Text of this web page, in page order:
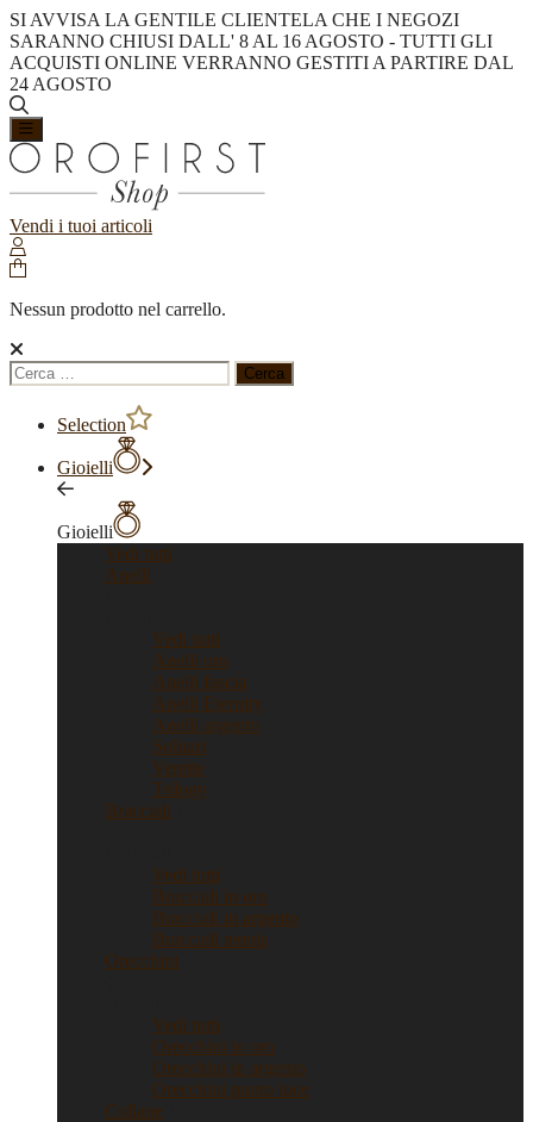
SI AVVISA LA GENTILE CLIENTELA CHE I NEGOZI
SARANNO CHIUSI DALL' 8 AL 16 AGOSTO - TUTTI GLI
ACQUISTI ONLINE VERRANNO GESTITI A PARTIRE DAL
24 AGOSTO
Vendi i tuoi articoli
Nessun prodotto nel carrello.
Ricerca
per:
Selection
Gioielli
Gioielli
Vedi tutti
Anelli
Vedi tutti
Anelli oro
Anelli fascia
Anelli Eternity
Anelli argento
Solitari
Verette
Trilogy
Bracciali
Vedi tutti
Bracciali in oro
Bracciali in argento
Bracciali tennis
Orecchini
Vedi tutti
Orecchini in oro
Orecchini in argento
Orecchini punto luce
Collane